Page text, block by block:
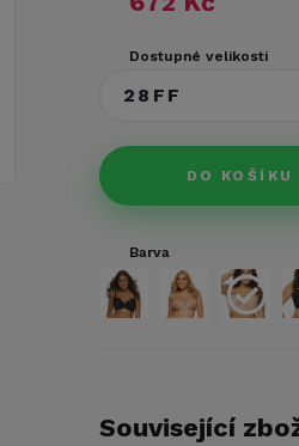
Dostupné velikosti
28FF
DO KOŠÍKU
Barva
Související